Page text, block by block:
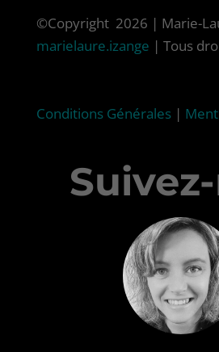
©Copyright 2026 | Marie-
marielaure.izange | Tous
Conditions Générales|